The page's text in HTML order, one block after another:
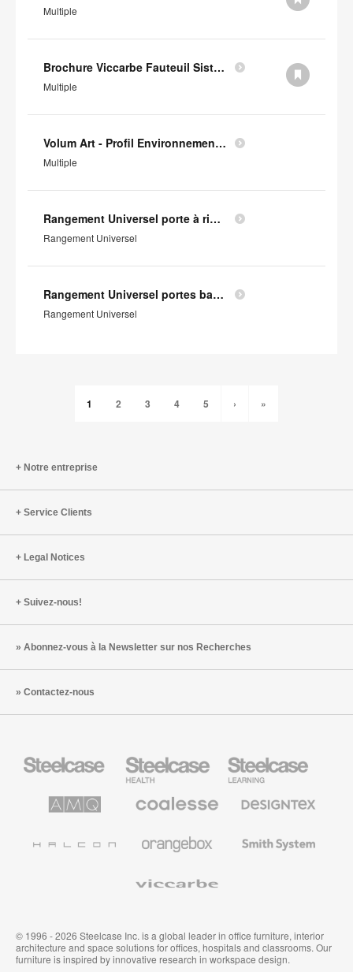
Multiple
Brochure Viccarbe Fauteuil Sistema Floor (en anglais)
Multiple
Volum Art - Profil Environnemental Produit
Multiple
Rangement Universel porte à rideaux - Profil Environnemental Produit
Rangement Universel
Rangement Universel portes battantes - Profil Environnemental Produit
Rangement Universel
1 2 3 4 5 › »
Notre entreprise
Service Clients
Legal Notices
Suivez-nous!
Abonnez-vous à la Newsletter sur nos Recherches
Contactez-nous
Health
Mobilier
pour
secteur
Solutions
Mobilier
Premium
Textiles
Muraux
System
© 1996 - 2026 Steelcase Inc. is a global leader in office furniture, interior
architecture and space solutions for offices, hospitals and classrooms. Our
furniture is inspired by innovative research in workspace design.